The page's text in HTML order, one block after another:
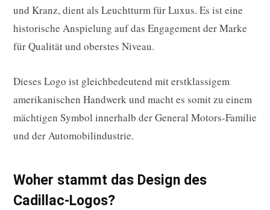
und Kranz, dient als Leuchtturm für Luxus. Es ist eine
historische Anspielung auf das Engagement der Marke
für Qualität und oberstes Niveau.
Dieses Logo ist gleichbedeutend mit erstklassigem
amerikanischen Handwerk und macht es somit zu einem
mächtigen Symbol innerhalb der General Motors-Familie
und der Automobilindustrie.
Woher stammt das Design des
Cadillac-Logos?